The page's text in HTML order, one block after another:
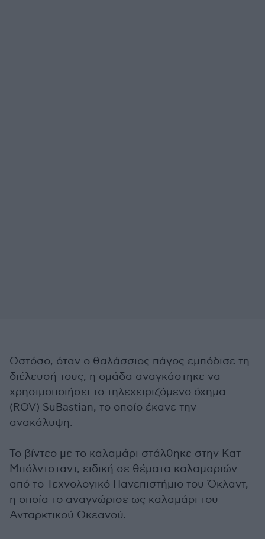
Ωστόσο, όταν ο θαλάσσιος πάγος εμπόδισε τη
διέλευσή τους, η ομάδα αναγκάστηκε να
χρησιμοποιήσει το τηλεχειριζόμενο όχημα
(ROV) SuBastian, το οποίο έκανε την
ανακάλυψη.
Το βίντεο με το καλαμάρι στάλθηκε στην Κατ
Μπόλντσταντ, ειδική σε θέματα καλαμαριών
από το Τεχνολογικό Πανεπιστήμιο του Όκλαντ,
η οποία το αναγνώρισε ως καλαμάρι του
Ανταρκτικού Ωκεανού.